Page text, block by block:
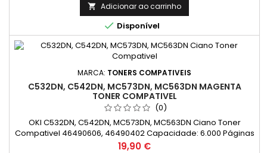
 Adicionar ao carrinho
 Disponível
MARCA: TONERS COMPATIVEIS
C532DN, C542DN, MC573DN, MC563DN MAGENTA
TONER COMPATIVEL
(0)
OKI C532DN, C542DN, MC573DN, MC563DN Ciano Toner
Compativel 46490606, 46490402 Capacidade: 6.000 Páginas
Preço
19,90 €